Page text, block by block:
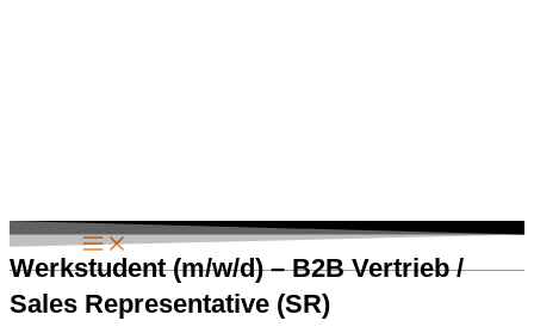
Werkstudent (m/w/d) – B2B Vertrieb /
Sales Representative (SR)